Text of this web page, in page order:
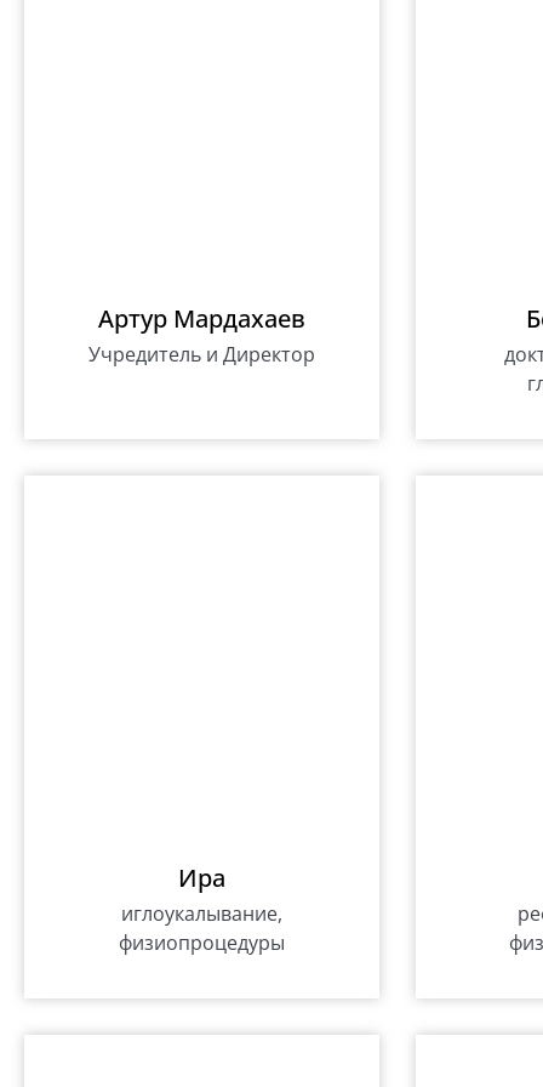
Артур Мардахаев
Учредитель и Директор
Ира
иглоукалывание,
физиопроцедуры